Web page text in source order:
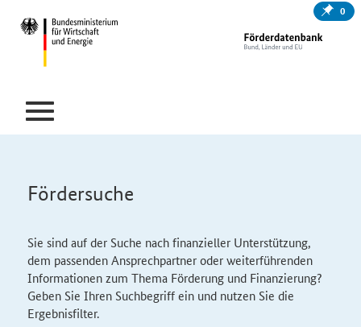
0
Fördersuche
Sie sind auf der Suche nach finanzieller Unterstützung,
dem passenden Ansprechpartner oder weiterführenden
Informationen zum Thema Förderung und Finanzierung?
Geben Sie Ihren Suchbegriff ein und nutzen Sie die
Ergebnisfilter.